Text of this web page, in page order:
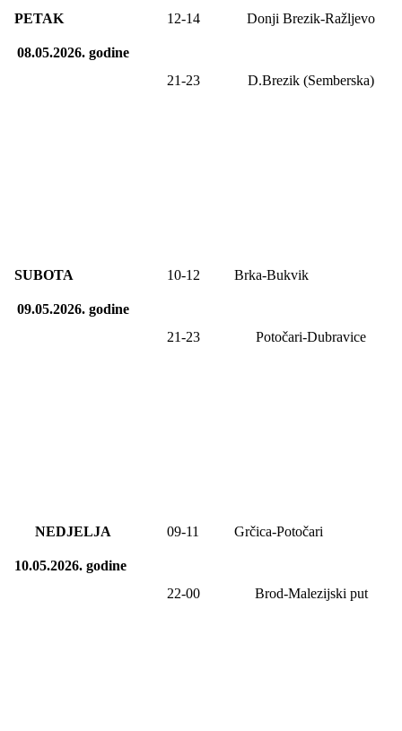
PETAK
08.05.2026. godine
12-14 Donji Brezik-Ražljevo
21-23 D.Brezik (Semberska)
SUBOTA
09.05.2026. godine
10-12 Brka-Bukvik
21-23 Potočari-Dubravice
NEDJELJA
10.05.2026. godine
09-11 Grčica-Potočari
22-00 Brod-Malezijski put